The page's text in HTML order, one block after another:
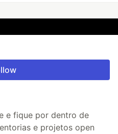
e fique por dentro de
e projetos open